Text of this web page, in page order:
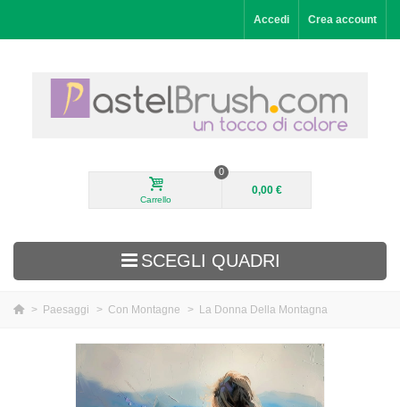
Accedi Crea account
Carrello
0
0,00 €
SCEGLI QUADRI
> Paesaggi > Con Montagne > La Donna Della Montagna